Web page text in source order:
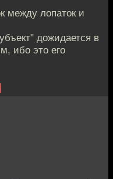
между лопаток и
дожидается в
ибо это его